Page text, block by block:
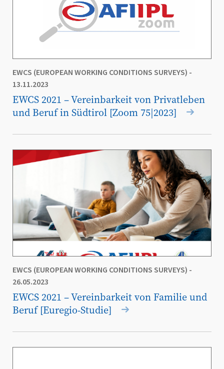
EWCS (EUROPEAN WORKING CONDITIONS SURVEYS) -
13.11.2023
EWCS 2021 – Vereinbarkeit von Privatleben
und Beruf in Südtirol [Zoom 75|2023]
EWCS (EUROPEAN WORKING CONDITIONS SURVEYS) -
26.05.2023
EWCS 2021 – Vereinbarkeit von Familie und
Beruf [Euregio-Studie]